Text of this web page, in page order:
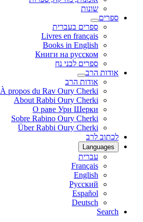
שונות
ספרים
ספרים בעברית
Livres en français
Books in English
Книги на русском
ספרים לבני נח
אודות הרב
אודות הרב
À propos du Rav Oury Cherki
About Rabbi Oury Cherki
О раве Ури Шерки
Sobre Rabino Oury Cherki
Über Rabbi Oury Cherki
לכתוב לרב
Languages
עברית
Français
English
Русский
Español
Deutsch
Search